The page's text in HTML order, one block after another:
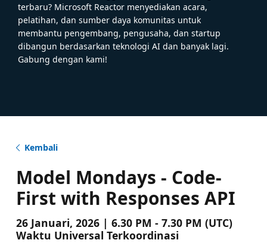
terbaru? Microsoft Reactor menyediakan acara,
pelatihan, dan sumber daya komunitas untuk
membantu pengembang, pengusaha, dan startup
dibangun berdasarkan teknologi AI dan banyak lagi.
Gabung dengan kami!
Kembali
Model Mondays - Code-
First with Responses API
26 Januari, 2026 | 6.30 PM - 7.30 PM (UTC)
Waktu Universal Terkoordinasi